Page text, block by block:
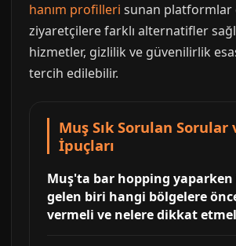
hanım profilleri sunan platformlar
ziyaretçilere farklı alternatifler
hizmetler, gizlilik ve güvenilirlik
tercih edilebilir.
Muş Sık Sorulan Sorular
İpuçları
Muş'ta bar hopping yaparken
gelen biri hangi bölgelere
vermeli ve nelere dikkat